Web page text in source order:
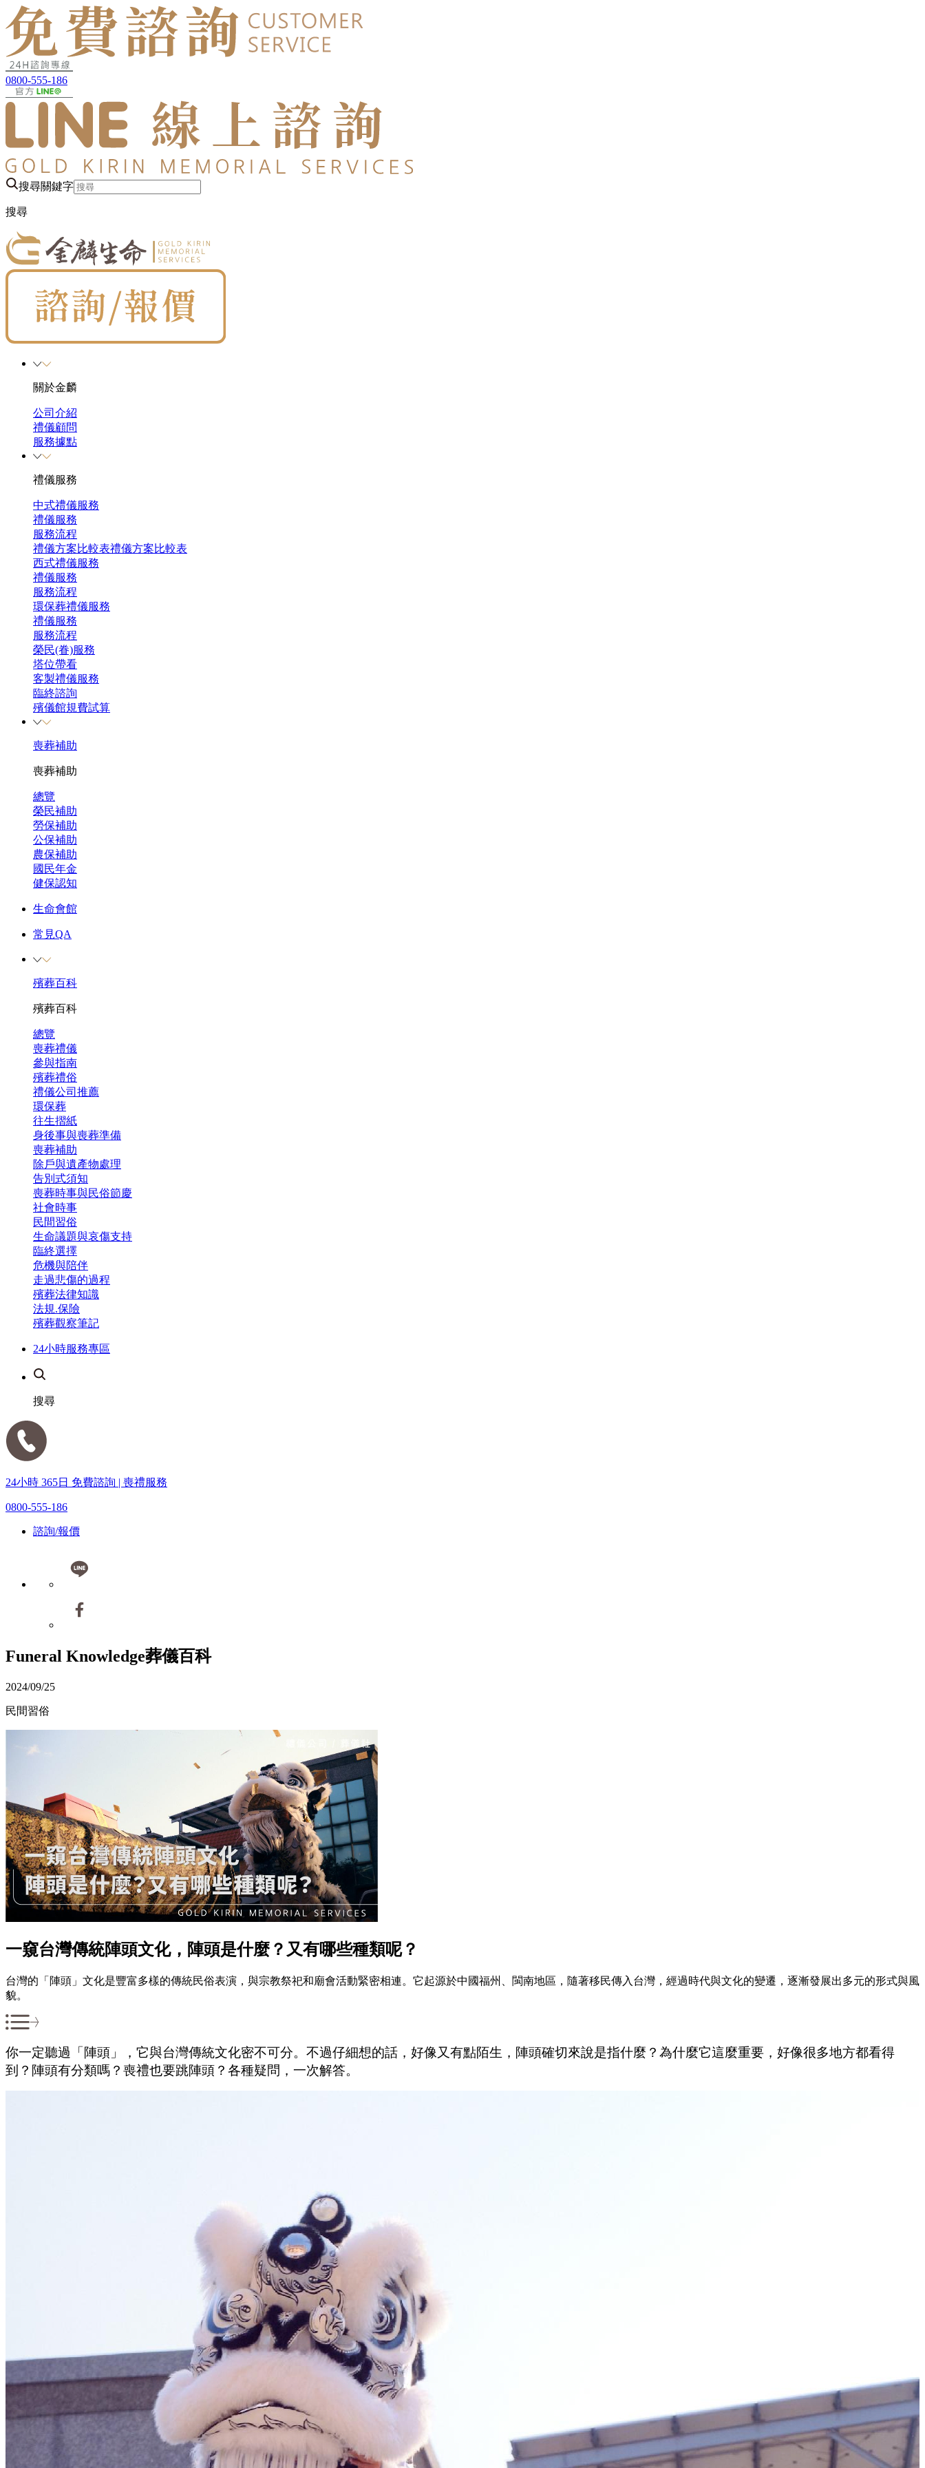
0800-555-186
搜尋關鍵字
搜尋
關於金麟
公司介紹
禮儀顧問
服務據點
禮儀服務
中式禮儀服務
禮儀服務
服務流程
禮儀方案比較表禮儀方案比較表
西式禮儀服務
禮儀服務
服務流程
環保葬禮儀服務
禮儀服務
服務流程
榮民(眷)服務
塔位帶看
客製禮儀服務
臨終諮詢
殯儀館規費試算
喪葬補助
喪葬補助
總覽
榮民補助
勞保補助
公保補助
農保補助
國民年金
健保認知
生命會館
常見QA
殯葬百科
殯葬百科
總覽
喪葬禮儀
參與指南
殯葬禮俗
禮儀公司推薦
環保葬
往生摺紙
身後事與喪葬準備
喪葬補助
除戶與遺產物處理
告別式須知
喪葬時事與民俗節慶
社會時事
民間習俗
生命議題與哀傷支持
臨終選擇
危機與陪伴
走過悲傷的過程
殯葬法律知識
法規.保險
殯葬觀察筆記
24小時服務專區
搜尋
24小時 365日 免費諮詢 | 喪禮服務
0800-555-186
諮詢/報價
Funeral Knowledge葬儀百科
2024/09/25
民間習俗
一窺台灣傳統陣頭文化，陣頭是什麼？又有哪些種類呢？
台灣的「陣頭」文化是豐富多樣的傳統民俗表演，與宗教祭祀和廟會活動緊密相連。它起源於中國福州、閩南地區，隨著移民傳入台灣，經過時代與文化的變遷，逐漸發展出多元的形式與風
貌。
你一定聽過「陣頭」，它與台灣傳統文化密不可分。不過仔細想的話，好像又有點陌生，陣頭確切來說是指什麼？為什麼它這麼重要，好像很多地方都看得
到？陣頭有分類嗎？喪禮也要跳陣頭？各種疑問，一次解答。